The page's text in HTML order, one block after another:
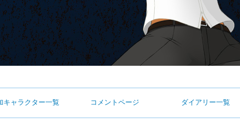
キャラクター一覧 コメントページ ダイアリー一覧